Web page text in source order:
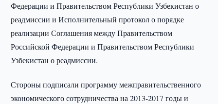
Федерации и Правительством Республики Узбекистан о
реадмиссии и Исполнительный протокол о порядке
реализации Соглашения между Правительством
Российской Федерации и Правительством Республики
Узбекистан о реадмиссии.
Стороны подписали программу межправительственного
экономического сотрудничества на 2013-2017 годы и